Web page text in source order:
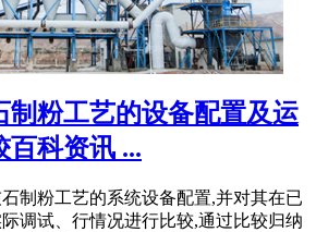
制粉工艺的设备配置及运
百科资讯 ...
制粉工艺的系统设备配置,并对其在已
调试、行情况进行比较,通过比较归纳